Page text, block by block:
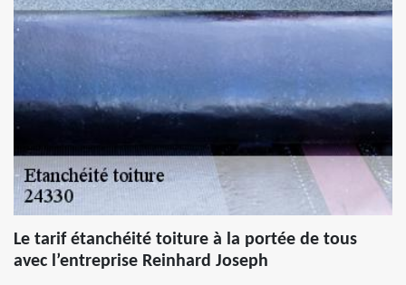
Le tarif étanchéité toiture à la portée de tous
avec l’entreprise Reinhard Joseph